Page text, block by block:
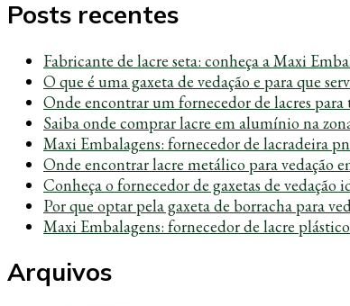
Posts recentes
Fabricante de lacre seta: conheça a Maxi
O que é uma gaxeta de vedação e para que
Onde encontrar um fornecedor de lacres para
Saiba onde comprar lacre em alumínio na
Maxi Embalagens: fornecedor de lacradeira
Onde encontrar lacre metálico para vedação
Conheça o fornecedor de gaxetas de vedação
Por que optar pela gaxeta de borracha para
Maxi Embalagens: fornecedor de lacre
Arquivos